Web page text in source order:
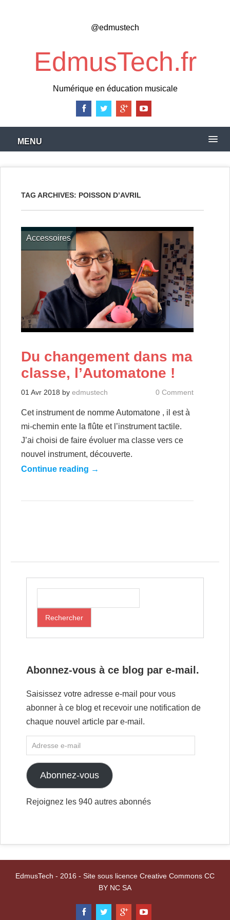
@edmustech
EdmusTech.fr
Numérique en éducation musicale
MENU
TAG ARCHIVES: POISSON D’AVRIL
Accessoires
Du changement dans ma
classe, l’Automatone !
01 Avr 2018 by edmustech 0 Comment
Cet instrument de nomme Automatone , il est à
mi-chemin ente la flûte et l’instrument tactile.
J’ai choisi de faire évoluer ma classe vers ce
nouvel instrument, découverte.
Continue reading →
Abonnez-vous à ce blog par e-mail.
Saisissez votre adresse e-mail pour vous
abonner à ce blog et recevoir une notification de
chaque nouvel article par e-mail.
Abonnez-vous
Rejoignez les 940 autres abonnés
EdmusTech - 2016 - Site sous licence Creative Commons CC
BY NC SA